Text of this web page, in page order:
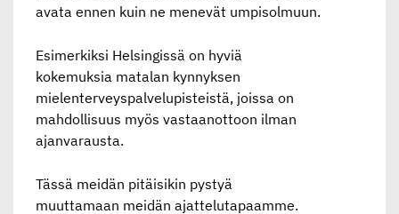
avata ennen kuin ne menevät umpisolmuun.
Esimerkiksi Helsingissä on hyviä
kokemuksia matalan kynnyksen
mielenterveyspalvelupisteistä, joissa on
mahdollisuus myös vastaanottoon ilman
ajanvarausta.
Tässä meidän pitäisikin pystyä
muuttamaan meidän ajattelutapaamme.